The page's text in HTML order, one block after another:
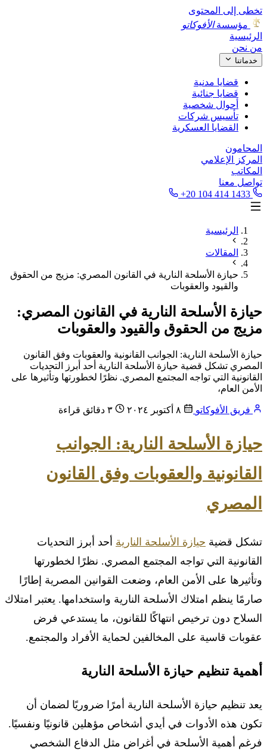
تخطى إلى المحتوى
مؤسسةالأفوكاتو
الرئيسية
من نحن
خدماتنا
قضايا مدنية
قضايا جنائية
أحوال شخصية
تأسيس شركات
القضايا العسكرية
المحامون
المركز الإعلامي
المكاتب
تواصل معنا
+20 104 414 1433
الرئيسية
المقالات
حيازة الأسلحة النارية في القانون المصري: مزيج من الحقوق
والقيود والعقوبات
حيازة الأسلحة النارية في القانون المصري:
مزيج من الحقوق والقيود والعقوبات
حيازة الأسلحة النارية: الجوانب القانونية والعقوبات وفق القانون
المصري تشكل قضية حيازة الأسلحة النارية أحد أبرز التحديات
القانونية التي تواجه المجتمع المصري. نظرًا لخطورتها وتأثيرها على
الأمن العام،
فريق الأفوكاتو ٨ أكتوبر ٢٠٢٤ ٣ دقائق قراءة
حيازة الأسلحة النارية: الجوانب
القانونية والعقوبات وفق القانون
المصري
تشكل قضية حيازة الأسلحة النارية أحد أبرز التحديات
القانونية التي تواجه المجتمع المصري. نظرًا لخطورتها
وتأثيرها على الأمن العام، وضعت القوانين المصرية إطارًا
صارمًا ينظم امتلاك الأسلحة النارية واستخدامها. يعتبر امتلاك
السلاح دون ترخيص انتهاكًا للقانون، ما يستدعي فرض
عقوبات قاسية على المخالفين لحماية الأفراد والمجتمع.
أهمية تنظيم حيازة الأسلحة النارية
يعد تنظيم حيازة الأسلحة النارية أمرًا ضروريًا لضمان أن
تكون هذه الأدوات في أيدي أشخاص مؤهلين قانونيًا ونفسيًا.
فرغم أهمية الأسلحة في أغراض مثل الدفاع الشخصي